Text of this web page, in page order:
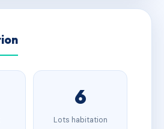
6
Lots habitation